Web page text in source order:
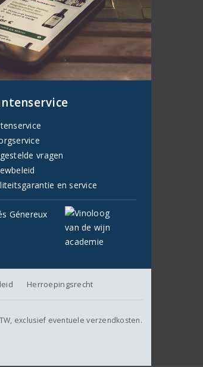
vragen
en service
Herroepingsrecht
exclusief eventuele verzendkosten.